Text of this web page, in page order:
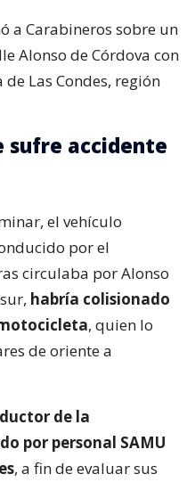
a Carabineros sobre un
Alonso de Córdova con
Las Condes, región
sufre accidente
el vehículo
por el
circulaba por Alonso
habría colisionado
, quien lo
de oriente a
de la
por personal SAMU
, a fin de evaluar sus